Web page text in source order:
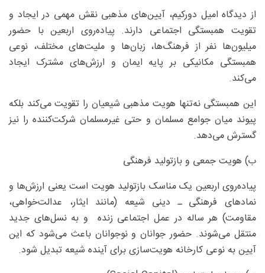
از دیدگاه امیل دورکیم، آیین‌های مذهبی نقش مهمی در ایجاد و
تقویت همبستگی اجتماعی دارند. پیاده‌روی اربعین با حضور
میلیون‌ها نفر از فرهنگ‌ها، زبان‌ها و ملیت‌های مختلف، نوعی
همبستگی مکانیکی بر پایه ایمان و ارزش‌های مشترک ایجاد
می‌کند.
این همبستگی نه‌تنها هویت مذهبی شیعیان را تقویت می‌کند بلکه
پیوند میان جوامع مسلمان و حتی غیرمسلمان شرکت‌کننده را نیز
گسترش می‌دهد.
ب) هویت جمعی و بازتولید فرهنگی
پیاده‌روی اربعین یک مناسک بازتولید هویت است یعنی ارزش‌ها و
نمادهای فرهنگی ـ دینی شیعه (مانند ایثار، عدالت‌خواهی،
مقاومت) هر ساله در عمل اجتماعی زنده و به نسل‌های جدید
منتقل می‌شوند. حضور جوانان و نوجوانان باعث می‌شود که این
آیین به نوعی کارخانه هویت‌سازی برای آینده شیعه تبدیل شود.